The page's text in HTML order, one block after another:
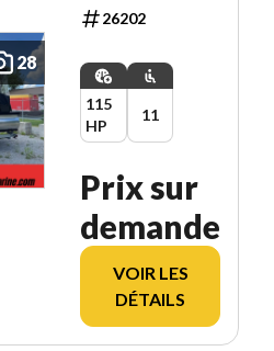
28
26202
115
HP
11
Prix sur
demande
VOIR LES
DÉTAILS